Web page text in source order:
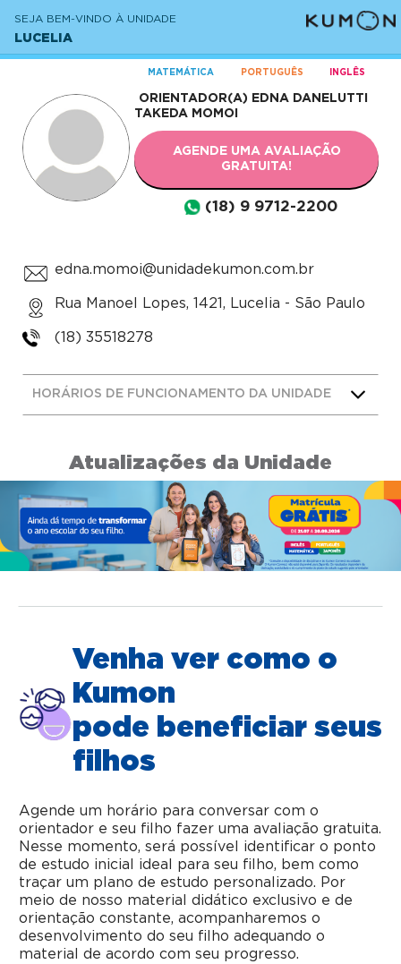
SEJA BEM-VINDO À UNIDADE
LUCELIA
MATEMÁTICA PORTUGUÊS INGLÊS
ORIENTADOR(A) EDNA DANELUTTI
TAKEDA MOMOI
AGENDE UMA AVALIAÇÃO
GRATUITA!
(18) 9 9712-2200
edna.momoi@unidadekumon.com.br
Rua Manoel Lopes, 1421, Lucelia - São Paulo
(18) 35518278
HORÁRIOS DE FUNCIONAMENTO DA UNIDADE
Atualizações da Unidade
Venha ver como o
Kumon
pode beneficiar seus
filhos
Agende um horário para conversar com o
orientador e seu filho fazer uma avaliação gratuita.
Nesse momento, será possível identificar o ponto
de estudo inicial ideal para seu filho, bem como
traçar um plano de estudo personalizado. Por
meio de nosso material didático exclusivo e de
orientação constante, acompanharemos o
desenvolvimento do seu filho adequando o
material de acordo com seu progresso.